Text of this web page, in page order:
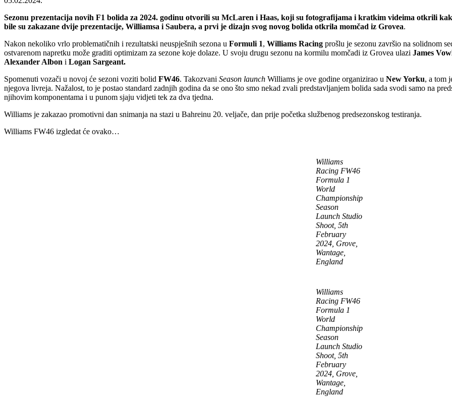
Sezonu prezentacija novih F1 bolida za 2024. godinu otvorili su McLaren i Haas, koji su fotografijama i kratkim videima otkrili
bile su zakazane dvije prezentacije, Williamsa i Saubera, a prvi je dizajn svog novog bolida otkrila momčad iz Grovea.
Nakon nekoliko vrlo problematičnih i rezultatski neuspješnih sezona u Formuli 1, Williams Racing prošlu je sezonu završio na solidnom
ostvarenom napretku može graditi optimizam za sezone koje dolaze. U svoju drugu sezonu na kormilu momčadi iz Grovea ulazi James
Alexander Albon i Logan Sargeant.
Spomenuti vozači u novoj će sezoni voziti bolid FW46. Takozvani Season launch Williams je ove godine organizirao u New Yorku, a tom
njegova livreja. Nažalost, to je postao standard zadnjih godina da se ono što smo nekad zvali predstavljanjem bolida sada svodi samo na
njihovim komponentama i u punom sjaju vidjeti tek za dva tjedna.
Williams je zakazao promotivni dan snimanja na stazi u Bahreinu 20. veljače, dan prije početka službenog predsezonskog testiranja.
Williams FW46 izgledat će ovako…
Williams
Racing FW46
Formula 1
World
Championship
Season
Launch Studio
Shoot, 5th
February
2024, Grove,
Wantage,
England
Williams
Racing FW46
Formula 1
World
Championship
Season
Launch Studio
Shoot, 5th
February
2024, Grove,
Wantage,
England